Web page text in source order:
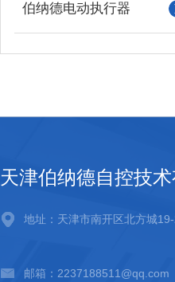
伯纳德电动执行器
天津伯纳德自控技术
地址：天津市南开区北方城
邮箱：2237188511@qq.com